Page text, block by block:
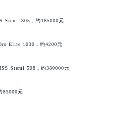
Stemi 305，约185000元
Elite 1030，约4200元
Stemi 508，约380000元
85000元